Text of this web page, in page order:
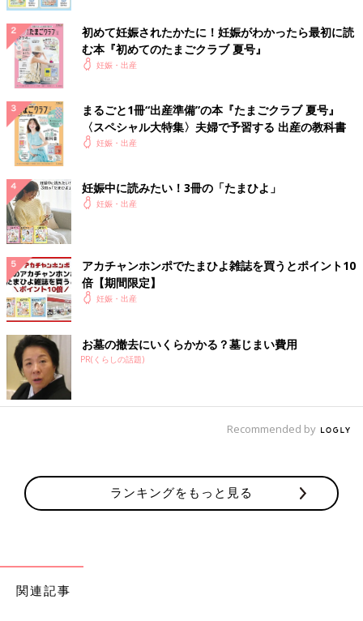
初めて妊娠されたかたに！妊娠がわかったら最初に読
む本『初めてのたまごクラブ 夏号』
妊娠・出産
まるごと1冊“出産準備”の本『たまごクラブ 夏号』
〈スペシャル大特集〉夫婦で予習する 出産の教科書
妊娠・出産
妊娠中に読みたい！3冊の「たまひよ」
妊娠・出産
アカチャンホンポでたまひよ雑誌を買うとポイント10
倍【期間限定】
妊娠・出産
お墓の撤去にいくらかかる？墓じまい費用
PR(くらしの話題)
Recommended by
ランキングをもっと見る
関連記事